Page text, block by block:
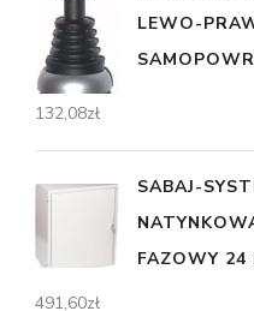
LEWO-
132,08zł
SABAJ-
FAZOWY 24
491,60zł